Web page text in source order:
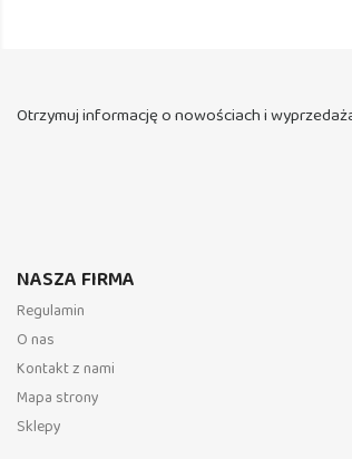
Otrzymuj informację o nowościach i
NASZA FIRMA
Regulamin
O nas
Kontakt z nami
Mapa strony
Sklepy